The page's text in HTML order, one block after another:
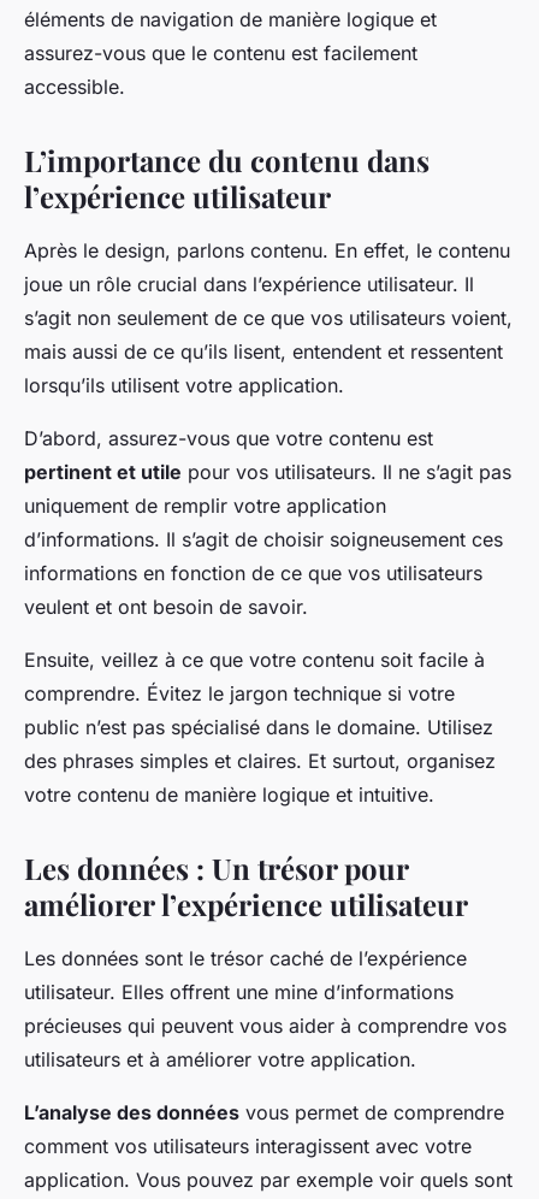
éléments de navigation de manière logique et
assurez-vous que le contenu est facilement
accessible.
L’importance du contenu dans
l’expérience utilisateur
Après le design, parlons contenu. En effet, le contenu
joue un rôle crucial dans l’expérience utilisateur. Il
s’agit non seulement de ce que vos utilisateurs voient,
mais aussi de ce qu’ils lisent, entendent et ressentent
lorsqu’ils utilisent votre application.
D’abord, assurez-vous que votre contenu est
pertinent et utile pour vos utilisateurs. Il ne s’agit pas
uniquement de remplir votre application
d’informations. Il s’agit de choisir soigneusement ces
informations en fonction de ce que vos utilisateurs
veulent et ont besoin de savoir.
Ensuite, veillez à ce que votre contenu soit facile à
comprendre. Évitez le jargon technique si votre
public n’est pas spécialisé dans le domaine. Utilisez
des phrases simples et claires. Et surtout, organisez
votre contenu de manière logique et intuitive.
Les données : Un trésor pour
améliorer l’expérience utilisateur
Les données sont le trésor caché de l’expérience
utilisateur. Elles offrent une mine d’informations
précieuses qui peuvent vous aider à comprendre vos
utilisateurs et à améliorer votre application.
L’analyse des données vous permet de comprendre
comment vos utilisateurs interagissent avec votre
application. Vous pouvez par exemple voir quels sont